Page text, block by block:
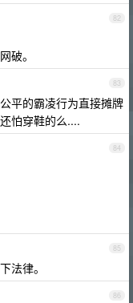
82
破。
83
平的霸凌行为直接摊牌
怕穿鞋的么....
84
85
法律。
86